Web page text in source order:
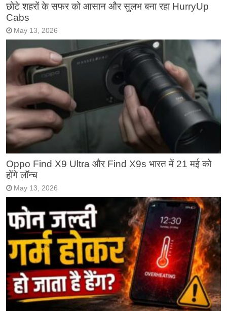
छोटे शहरों के सफर को आसान और सुलभ बना रहा HurryUp
Cabs
May 13, 2026
Oppo Find X9 Ultra और Find X9s भारत में 21 मई को
होंगे लॉन्च
May 13, 2026